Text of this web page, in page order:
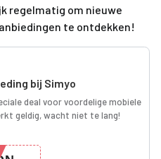
regelmatig om nieuwe
te ontdekken!
bij Simyo
deal voor voordelige mobiele
geldig, wacht niet te lang!